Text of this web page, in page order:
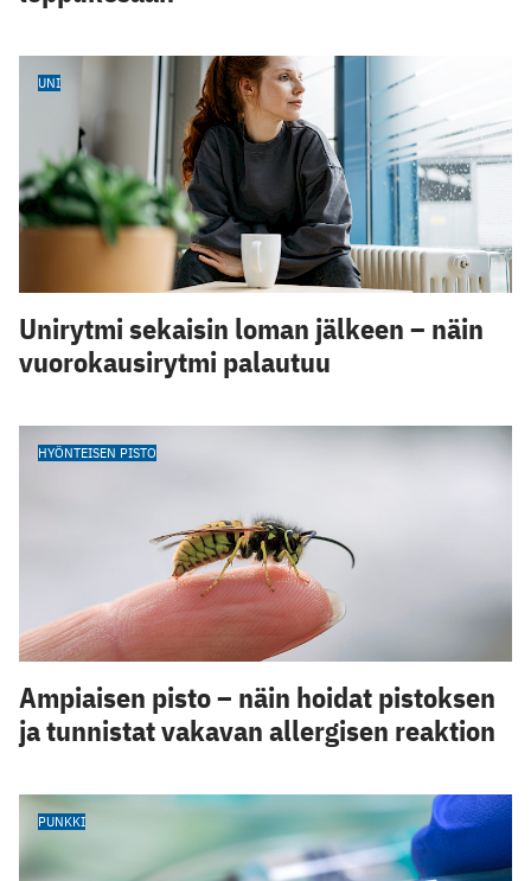
UNI
Unirytmi sekaisin loman jälkeen – näin
vuorokausirytmi palautuu
HYÖNTEISEN PISTO
Ampiaisen pisto – näin hoidat pistoksen
ja tunnistat vakavan allergisen reaktion
PUNKKI